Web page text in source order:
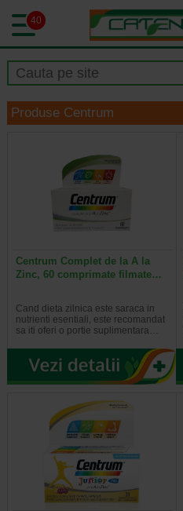
40
Produse Centrum
Centrum Complet de la A la
Zinc, 60 comprimate filmate…
Cand dieta zilnica este saraca in
nutrienti esentiali, este recomandat
sa iti oferi o portie suplimentara…